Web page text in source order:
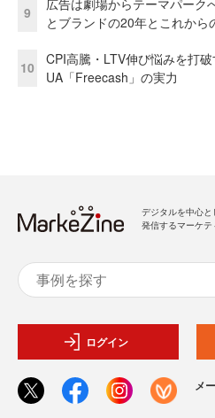
9
とブランドの20年とこれから
10
CPI高騰・LTV伸び悩みを打
UA「Freecash」の実力
デジタルを中心
発信するマーケテ
ログイン
メ